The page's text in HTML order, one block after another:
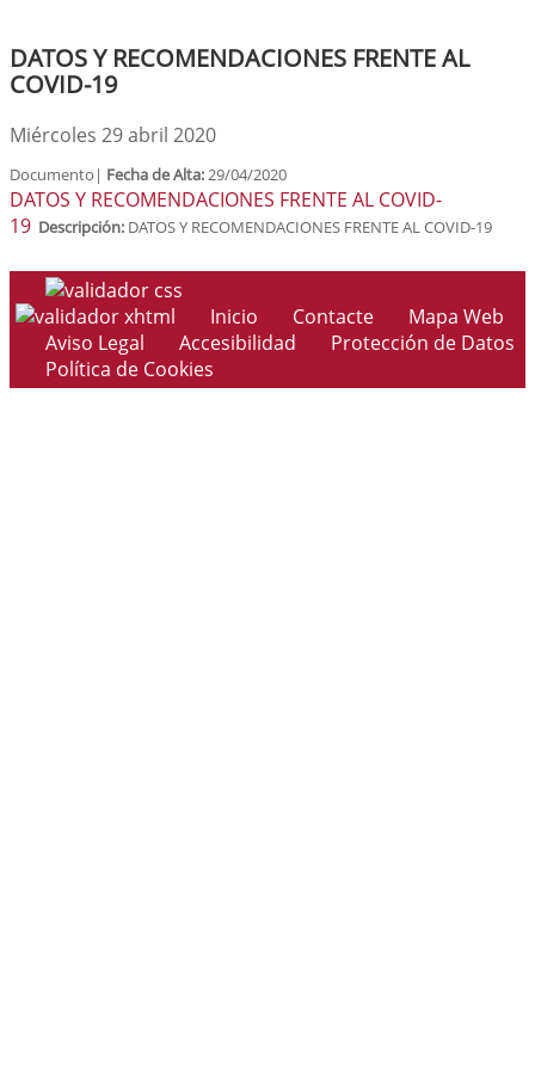
DATOS Y RECOMENDACIONES FRENTE AL
COVID-19
Miércoles 29 abril 2020
Documento| Fecha de Alta:29/04/2020
DATOS Y RECOMENDACIONES FRENTE AL COVID-
19 Descripción: DATOS Y RECOMENDACIONES FRENTE AL COVID-19
Inicio Contacte
Mapa Web
Aviso Legal
Accesibilidad
Protección de Datos
Política de Cookies